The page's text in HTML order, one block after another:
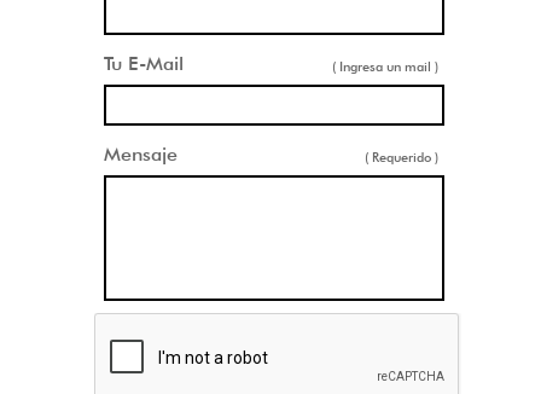
Tu E-Mail ( Ingresa un mail )
Mensaje ( Requerido )